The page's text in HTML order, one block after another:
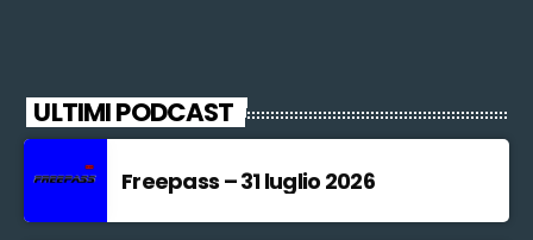
ULTIMI PODCAST
Freepass – 31 luglio 2026